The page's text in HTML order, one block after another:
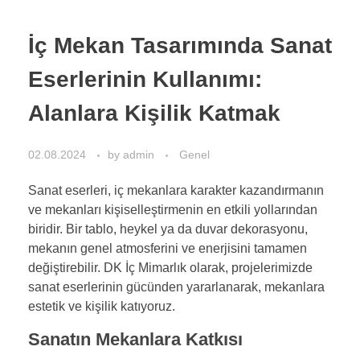
İç Mekan Tasarımında Sanat
Eserlerinin Kullanımı:
Alanlara Kişilik Katmak
02.08.2024 by admin Genel
Sanat eserleri, iç mekanlara karakter kazandırmanın
ve mekanları kişiselleştirmenin en etkili yollarından
biridir. Bir tablo, heykel ya da duvar dekorasyonu,
mekanın genel atmosferini ve enerjisini tamamen
değiştirebilir. DK İç Mimarlık olarak, projelerimizde
sanat eserlerinin gücünden yararlanarak, mekanlara
estetik ve kişilik katıyoruz.
Sanatın Mekanlara Katkısı